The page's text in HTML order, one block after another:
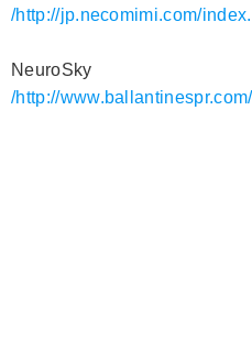
/http://jp.necomimi.com/
NeuroSky
/http://